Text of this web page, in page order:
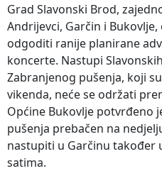
Grad Slavonski Brod,
Andrijevci, Garčin i
odgoditi ranije planirane
koncerte. Nastupi
Zabranjenog pušenja, koji
vikenda, neće se održati
Općine Bukovlje potvrđeno
pušenja prebačen na
nastupiti u Garčinu također
satima.